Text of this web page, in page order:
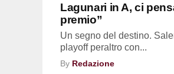
Lagunari in A, ci
premio”
Un segno del destino.
playoff peraltro con...
By Redazione